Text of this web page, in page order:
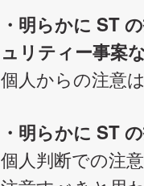
・明らかに ST
ュリティー事案
個人からの注意
・明らかに ST
個人判断での注